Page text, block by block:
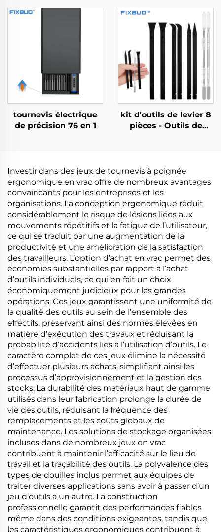
tournevis électrique
de précision 76 en 1
kit d'outils de levier 8
pièces - Outils de
électronique
Investir dans des jeux de tournevis à poignée
ergonomique en vrac offre de nombreux avantages
convaincants pour les entreprises et les
organisations. La conception ergonomique réduit
considérablement le risque de lésions liées aux
mouvements répétitifs et la fatigue de l’utilisateur,
ce qui se traduit par une augmentation de la
productivité et une amélioration de la satisfaction
des travailleurs. L’option d’achat en vrac permet des
économies substantielles par rapport à l’achat
d’outils individuels, ce qui en fait un choix
économiquement judicieux pour les grandes
opérations. Ces jeux garantissent une uniformité de
la qualité des outils au sein de l’ensemble des
effectifs, préservant ainsi des normes élevées en
matière d’exécution des travaux et réduisant la
probabilité d’accidents liés à l’utilisation d’outils. Le
caractère complet de ces jeux élimine la nécessité
d’effectuer plusieurs achats, simplifiant ainsi les
processus d’approvisionnement et la gestion des
stocks. La durabilité des matériaux haut de gamme
utilisés dans leur fabrication prolonge la durée de
vie des outils, réduisant la fréquence des
remplacements et les coûts globaux de
maintenance. Les solutions de stockage organisées
incluses dans de nombreux jeux en vrac
contribuent à maintenir l’efficacité sur le lieu de
travail et la traçabilité des outils. La polyvalence des
types de douilles inclus permet aux équipes de
traiter diverses applications sans avoir à passer d’un
jeu d’outils à un autre. La construction
professionnelle garantit des performances fiables
même dans des conditions exigeantes, tandis que
les caractéristiques ergonomiques contribuent à